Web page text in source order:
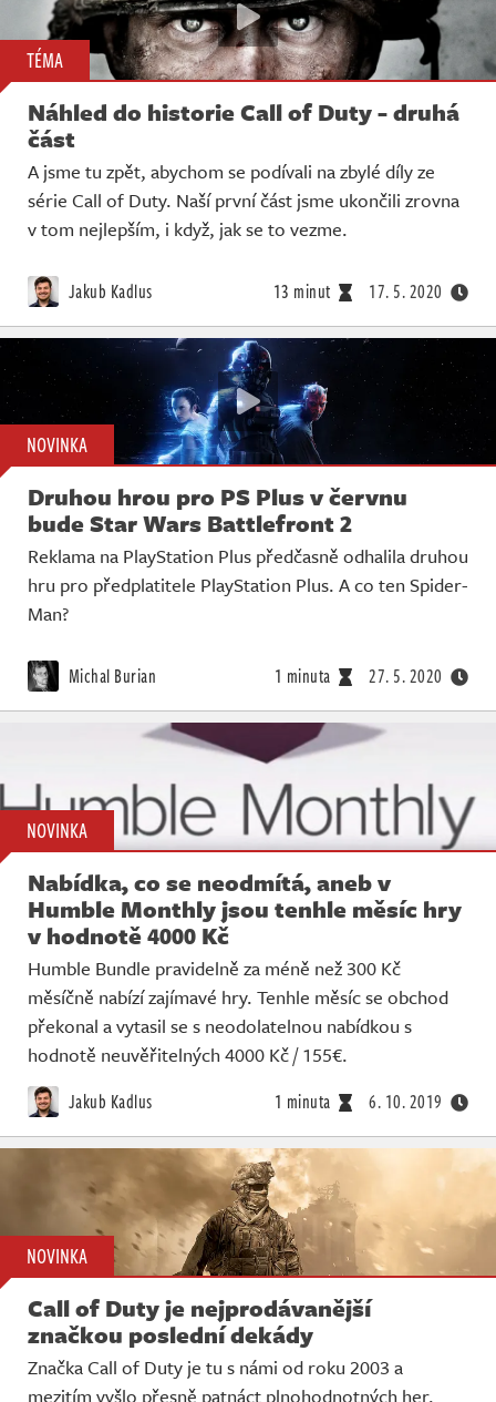
TÉMA
Náhled do historie Call of Duty - druhá
část
A jsme tu zpět, abychom se podívali na zbylé díly ze
série Call of Duty. Naší první část jsme ukončili zrovna
v tom nejlepším, i když, jak se to vezme.
Jakub Kadlus 13 minut 17. 5. 2020
NOVINKA
Druhou hrou pro PS Plus v červnu
bude Star Wars Battlefront 2
Reklama na PlayStation Plus předčasně odhalila druhou
hru pro předplatitele PlayStation Plus. A co ten Spider-
Man?
Michal Burian 1 minuta 27. 5. 2020
NOVINKA
Nabídka, co se neodmítá, aneb v
Humble Monthly jsou tenhle měsíc hry
v hodnotě 4000 Kč
Humble Bundle pravidelně za méně než 300 Kč
měsíčně nabízí zajímavé hry. Tenhle měsíc se obchod
překonal a vytasil se s neodolatelnou nabídkou s
hodnotě neuvěřitelných 4000 Kč / 155€.
Jakub Kadlus 1 minuta 6. 10. 2019
NOVINKA
Call of Duty je nejprodávanější
značkou poslední dekády
Značka Call of Duty je tu s námi od roku 2003 a
mezitím vyšlo přesně patnáct plnohodnotných her.